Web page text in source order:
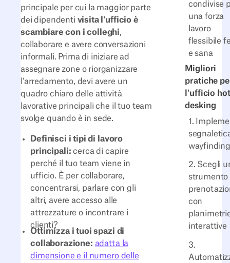
condivise
una forza
lavoro
flessibile
e sana
Migliori
pratiche
l'ufficio hot
desking
1.
2. Scegli
strumento
con
interattive
3.
principale per cui la maggior parte
dei dipendenti visita l'ufficio è
scambiare con i colleghi,
collaborare e avere conversazioni
informali. Prima di iniziare ad
assegnare zone o riorganizzare
l'arredamento, devi avere un
quadro chiaro delle attività
lavorative principali che il tuo team
svolge quando è in sede.
Definisci i tipi di lavoro
principali:cerca di capire
perché il tuo team viene in
ufficio. È per collaborare,
concentrarsi, parlare con gli
altri, avere accesso alle
attrezzature o incontrare i
clienti?
Ottimizza i tuoi spazi di
collaborazione: adatta la
dimensione e il numero delle